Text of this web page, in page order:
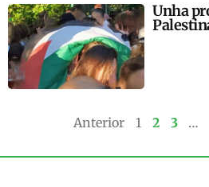
Unha
Anterior 1 2 3 …